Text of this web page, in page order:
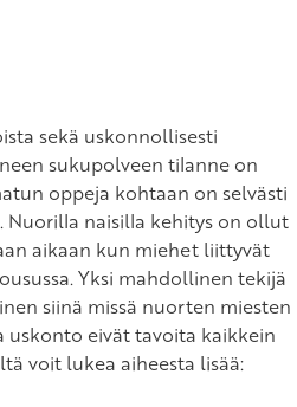
sekä uskonnollisesti
sukupolveen tilanne on
oppeja kohtaan on selvästi
Nuorilla naisilla kehitys on ollut
aikaan kun miehet liittyvät
Yksi mahdollinen tekijä
siinä missä nuorten miesten
uskonto eivät tavoita kaikkein
voit lukea aiheesta lisää: